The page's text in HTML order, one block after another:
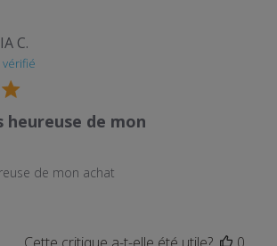
C.
de mon
de mon achat